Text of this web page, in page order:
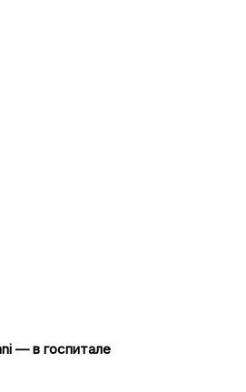
— в госпитале